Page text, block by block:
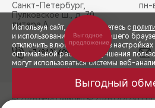
СПЕЦПРЕДЛОЖЕНИЯ
ЗАПИСЬ НА ТЕСТ-ДРАЙВ
Санкт-Петербург,
Пулковское ш., д. 70,
литера А
пн-
+7 (812) 608-50-58
© 2026 Бета Пулково © 2026 ООО
Используя сайт, вы соглашаетесь с
и использованием cookies вашего
отключить в любой момент в
оптимальной работы и улучшения
могут использоваться системы веб-
с применением указанных технологий
Выгодное
предложение
Выгодный